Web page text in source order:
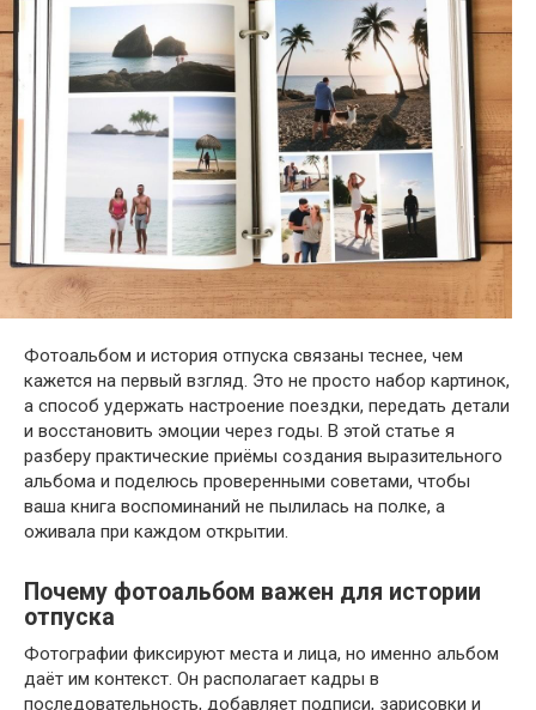
Фотоальбом и история отпуска связаны теснее, чем
кажется на первый взгляд. Это не просто набор картинок,
а способ удержать настроение поездки, передать детали
и восстановить эмоции через годы. В этой статье я
разберу практические приёмы создания выразительного
альбома и поделюсь проверенными советами, чтобы
ваша книга воспоминаний не пылилась на полке, а
оживала при каждом открытии.
Почему фотоальбом важен для истории
отпуска
Фотографии фиксируют места и лица, но именно альбом
даёт им контекст. Он располагает кадры в
последовательность, добавляет подписи, зарисовки и